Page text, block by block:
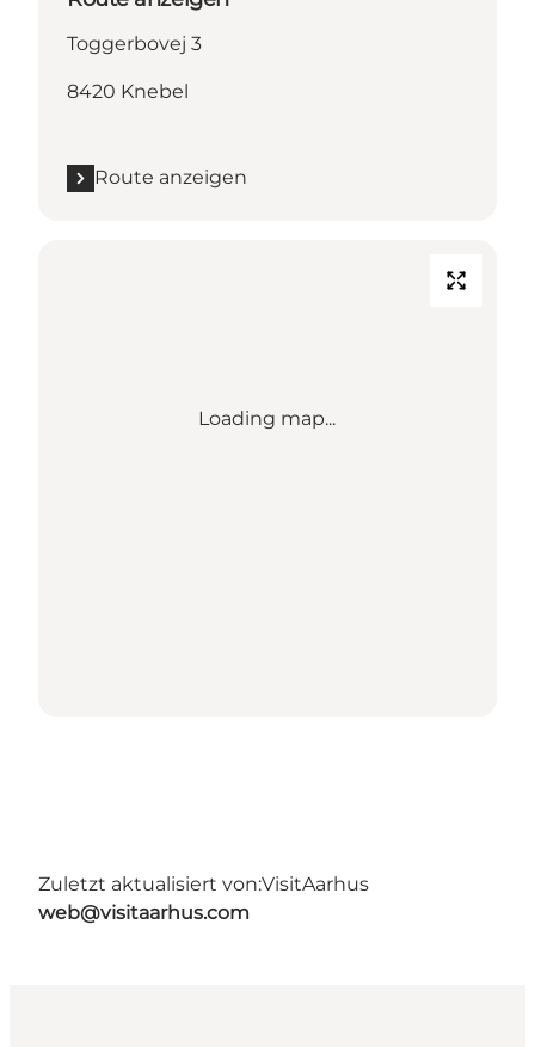
Toggerbovej 3
8420 Knebel
Route anzeigen
Loading map...
Zuletzt aktualisiert von:VisitAarhus
web@visitaarhus.com